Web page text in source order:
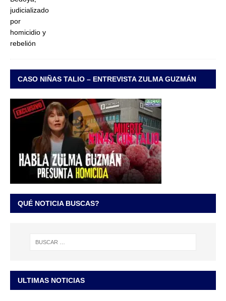
CASO NIÑAS TALIO – ENTREVISTA ZULMA GUZMÁN
QUÉ NOTICIA BUSCAS?
ULTIMAS NOTICIAS